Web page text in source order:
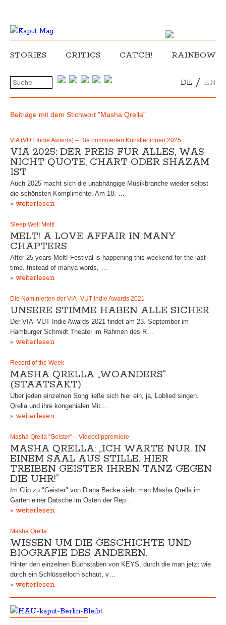
STORIES CRITICS CATCH! RAINBOW
DE / EN
Beiträge mit dem Stichwort "Masha Qrella"
VIA (VUT Indie Awards) – Die nominierten Künstler:innen 2025
VIA 2025: DER PREIS FÜR ALLES, WAS
NICHT QUOTE, CHART ODER SHAZAM
IST
Auch 2025 macht sich die unabhängige Musikbranche wieder selbst
die schönsten Komplimente. Am 18. …
» weiterlesen
Sleep Well Melt!
MELT! A LOVE AFFAIR IN MANY
CHAPTERS
After 25 years Melt! Festival is happening this weekend for the last
time. Instead of manya words, …
» weiterlesen
Die Nominierten der VIA–VUT Indie Awards 2021
UNSERE STIMME HABEN ALLE SICHER
Der VIA–VUT Indie Awards 2021 findet am 23. September im
Hamburger Schmidt Theater im Rahmen des R…
» weiterlesen
Record of the Week
MASHA QRELLA „WOANDERS“
(STAATSAKT)
Über jeden einzelnen Song ließe sich hier ein, ja, Loblied singen.
Qrella und ihre kongenialen Mit…
» weiterlesen
Masha Qrella "Geister" – Videoclippremiere
MASHA QRELLA: „ICH WARTE NUR. IN
EINEM SAAL AUS STILLE. HIER
TREIBEN GEISTER IHREN TANZ GEGEN
DIE UHR!“
Im Clip zu "Geister" von Diana Becke sieht man Masha Qrella im
Garten einer Datsche im Osten der Rep…
» weiterlesen
Masha Qrella
WISSEN UM DIE GESCHICHTE UND
BIOGRAFIE DES ANDEREN.
Hinter den einzelnen Buchstaben von KEYS, durch die man jetzt wie
durch ein Schlüsselloch schaut, v…
» weiterlesen